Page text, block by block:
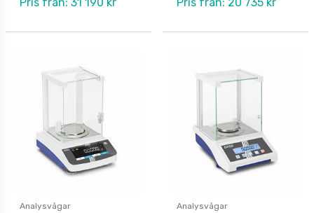
Analysvågar Analysvågar